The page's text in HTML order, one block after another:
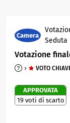
Camera
Seduta
Votazione
VOTO
APPROVATA
19 voti di scarto